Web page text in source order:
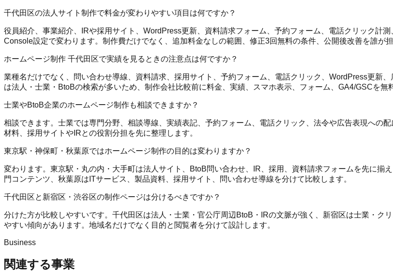
千代田区の法人サイト制作で料金が変わりやすい項目は何ですか？
役員紹介、事業紹介、IRや採用サイト、WordPress更新、資料請求フォーム、予約フォーム、電話クリック計
Console設定で変わります。制作費だけでなく、追加料金なしの範囲、修正3回無料の条件、公開後改善を誰が
ホームページ制作 千代田区で実績を見るときの注意点は何ですか？
業種名だけでなく、問い合わせ導線、資料請求、採用サイト、予約フォーム、電話クリック、WordPress更新
は法人・士業・BtoBの検索が多いため、制作会社比較前に料金、実績、スマホ表示、フォーム、GA4/GSCを無
士業やBtoB企業のホームページ制作も相談できますか？
相談できます。士業では専門分野、相談導線、実績表記、予約フォーム、電話クリック、法令や広告表現への
材料、採用サイトやIRとの役割分担を先に整理します。
東京駅・神保町・秋葉原ではホームページ制作の目的は変わりますか？
変わります。東京駅・丸の内・大手町は法人サイト、BtoB問い合わせ、IR、採用、資料請求フォームを先に揃
門コンテンツ、秋葉原はITサービス、製品資料、採用サイト、問い合わせ導線を分けて比較します。
千代田区と新宿区・渋谷区の制作ページは分けるべきですか？
分けた方が比較しやすいです。千代田区は法人・士業・官公庁周辺BtoB・IRの文脈が強く、新宿区は士業・ク
やすい傾向があります。地域名だけでなく目的と閲覧者を分けて設計します。
Business
関連する事業